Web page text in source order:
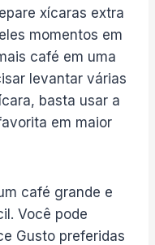
xícaras extra
momentos em
café em uma
levantar várias
basta usar a
em maior
café grande e
Você pode
Gusto preferidas